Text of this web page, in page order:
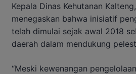
Kepala Dinas Kehutanan
menegaskan bahwa inisiatif
telah dimulai sejak awal 2018
daerah dalam mendukung
“Meski kewenangan